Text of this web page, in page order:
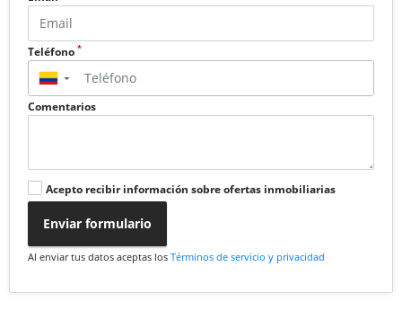
Teléfono *
▼
Comentarios
Acepto recibir información sobre ofertas inmobiliarias
Enviar formulario
Al enviar tus datos aceptas los Términos de servicio y privacidad